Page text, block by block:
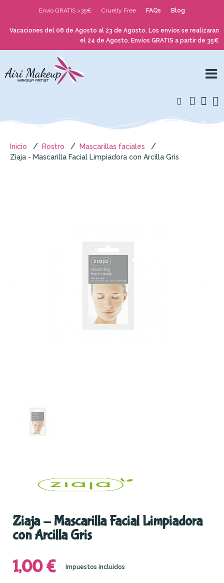
Envío GRATIS >35€ Cruelty Free FAQs Blog
Vacaciones del 08 de Agosto al 23 de Agosto. Los envíos se realizaran
el 24 de Agosto. Envíos GRATIS a partir de 35€
Inicio Rostro
Mascarillas faciales
Ziaja - Mascarilla Facial Limpiadora con Arcilla Gris
Ziaja - Mascarilla Facial Limpiadora
con Arcilla Gris
1,00 € Impuestos incluidos